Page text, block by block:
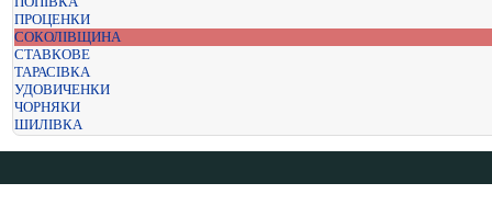
ПРОЦЕНКИ
СОКОЛІВЩИНА
СТАВКОВЕ
ТАРАСІВКА
УДОВИЧЕНКИ
ЧОРНЯКИ
ШИЛІВКА